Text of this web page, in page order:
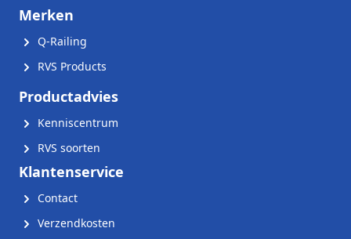
Merken
Q-Railing
RVS Products
Productadvies
Kenniscentrum
RVS soorten
Klantenservice
Contact
Verzendkosten